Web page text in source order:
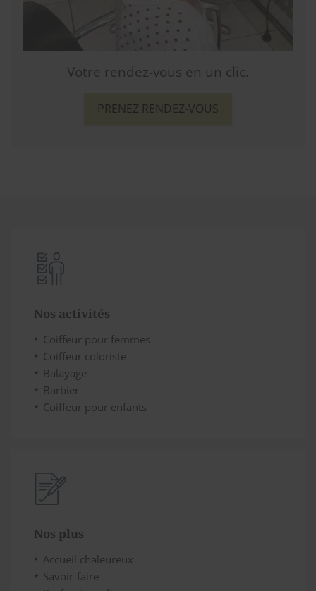
Votre rendez-vous en un clic.
PRENEZ RENDEZ-VOUS
Nos activités
Coiffeur pour femmes
Coiffeur coloriste
Balayage
Barbier
Coiffeur pour enfants
Nos plus
Accueil chaleureux
Savoir-faire